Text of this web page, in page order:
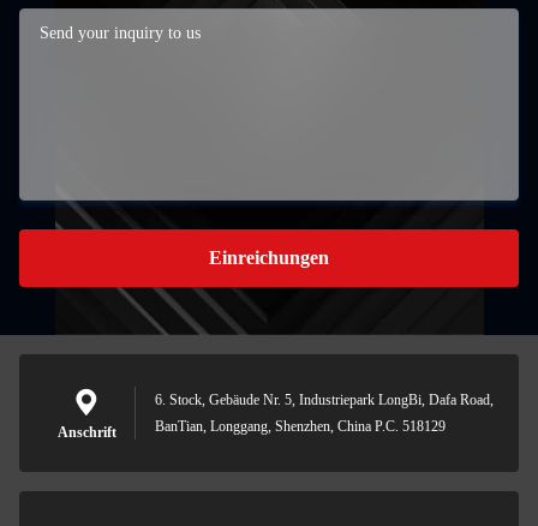
Einreichungen
Anschrift
6. Stock, Gebäude Nr. 5, Industriepark LongBi, Dafa Road,
BanTian, Longgang, Shenzhen, China P.C. 518129